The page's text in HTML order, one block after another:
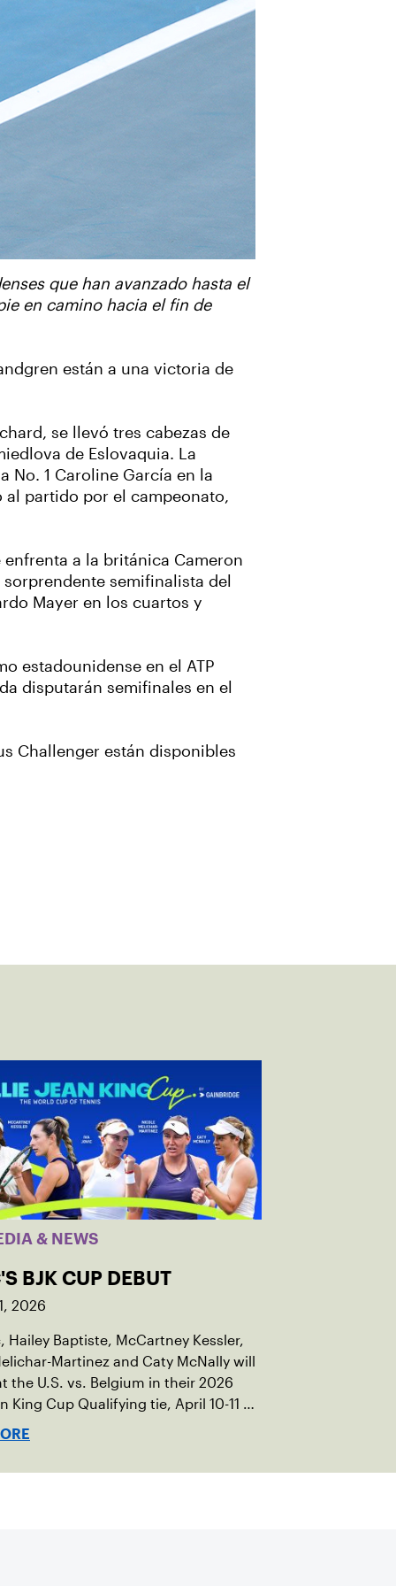
que han avanzado hasta el
en camino hacia el fin de
están a una victoria de
se llevó tres cabezas de
de Eslovaquia. La
No. 1 Caroline García en la
al partido por el campeonato,
a la británica Cameron
semifinalista del
Mayer en los cuartos y
estadounidense en el ATP
disputarán semifinales en el
Challenger están disponibles
& NEWS
BJK CUP DEBUT
2026
Hailey Baptiste, McCartney Kessler,
Martinez and Caty McNally will
the U.S. vs. Belgium in their 2026
King Cup Qualifying tie, April 10-11 on
clay in Ostend, Belgium.